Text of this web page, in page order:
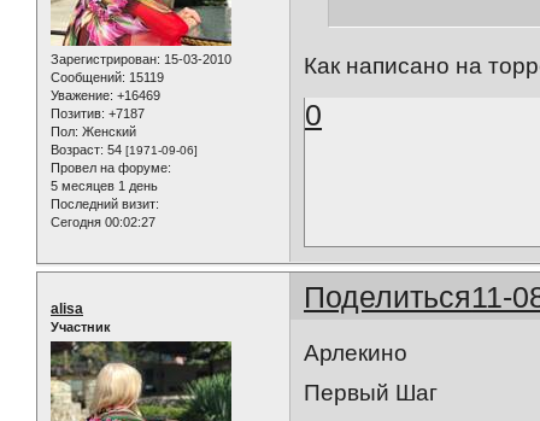
Зарегистрирован: 15-03-2010
Сообщений: 15119
Уважение: +16469
Позитив: +7187
Пол: Женский
Возраст: 54 [1971-09-06]
Провел на форуме:
5 месяцев 1 день
Последний визит:
Сегодня 00:02:27
Как написано на
0
Поделиться11-
alisa
Участник
Арлекино
Первый Шаг